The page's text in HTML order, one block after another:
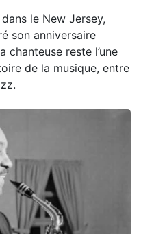
le New Jersey,
son anniversaire
chanteuse reste l’une
de la musique, entre